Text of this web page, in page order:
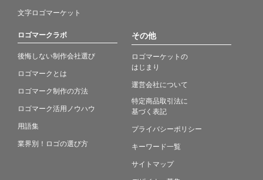
文字ロゴマーケット
ロゴマークラボ
後悔しない制作会社選び
ロゴマークとは
ロゴマーク制作の方法
ロゴマーク活用ノウハウ
用語集
業界別！ロゴの選び方
その他
ロゴマーケットの
はじまり
運営会社について
特定商品取引法に
基づく表記
プライバシーポリシー
キーワード一覧
サイトマップ